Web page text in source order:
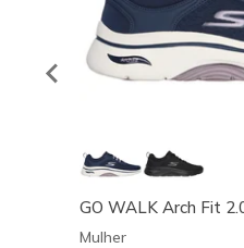
GO WALK Arch Fit
Mulher